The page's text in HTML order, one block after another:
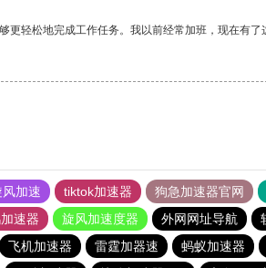
轻松地完成工作任务。我以前经常加班，现在有了
风加速 tiktok加速器 狗急加速器官网
速器 旋风加速度器 外网网址导航
飞机加速器 雷霆加器速 蚂蚁加速器